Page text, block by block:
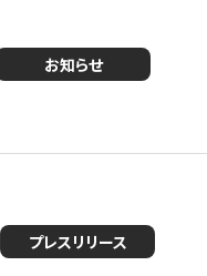
お知らせ
プレスリリース